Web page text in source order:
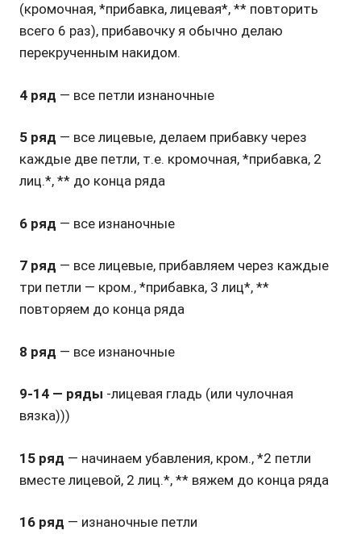
(кромочная, *прибавка, лицевая*, ** повторить
всего 6 раз), прибавочку я обычно делаю
перекрученным накидом.
4 ряд — все петли изнаночные
5 ряд — все лицевые, делаем прибавку через
каждые две петли, т.е. кромочная, *прибавка, 2
лиц.*, ** до конца ряда
6 ряд — все изнаночные
7 ряд — все лицевые, прибавляем через каждые
три петли — кром., *прибавка, 3 лиц*, **
повторяем до конца ряда
8 ряд — все изнаночные
9-14 — ряды -лицевая гладь (или чулочная
вязка)))
15 ряд — начинаем убавления, кром., *2 петли
вместе лицевой, 2 лиц.*, ** вяжем до конца ряда
16 ряд — изнаночные петли